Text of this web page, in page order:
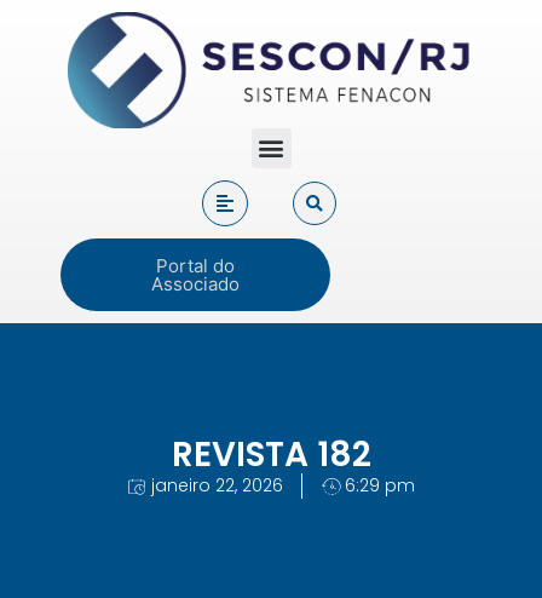
Portal do
Associado
REVISTA 182
janeiro 22, 2026 6:29 pm